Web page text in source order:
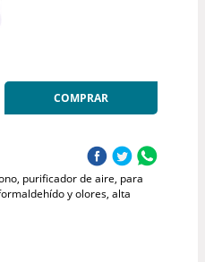
COMPRAR
purificador de aire, para
y olores, alta